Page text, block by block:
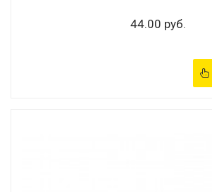
44.00 руб.